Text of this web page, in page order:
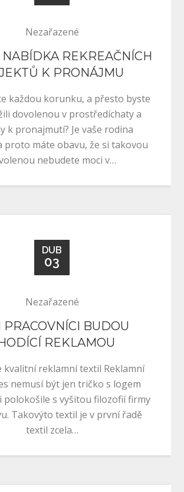
Nezařazené
REKREAČNÍCH
K PRONÁJMU
každou korunku, a přesto byste
dovolenou v prostředíchaty a
k pronajmutí? Je vaše rodina
proto máte obavu, že si takovou
nebudete moci v…
DUB
03
Nezařazené
PRACOVNÍCI BUDOU
REKLAMOU
kvalitní reklamní textil Reklamní
nemusí být jen tričko s logem
polokošile s vyšitou filozofií firmy
Takovýto textil je v první řadě
textil zcela…